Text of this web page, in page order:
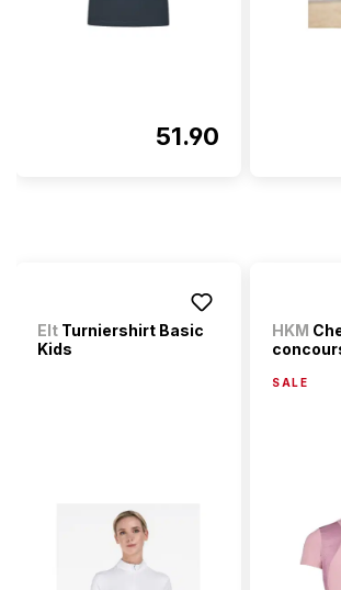
51.90
Elt Turniershirt Basic
Kids
HKM
SALE